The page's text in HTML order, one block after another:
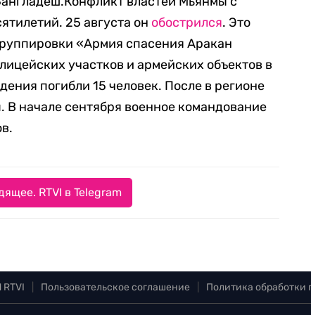
25 августа он обострился. Это
«Армия спасения Аракан
участков и армейских объектов в
погибли 15 человек. После в регионе
начале сентября военное командование
RTVI в Telegram
Пользовательское соглашение Политика